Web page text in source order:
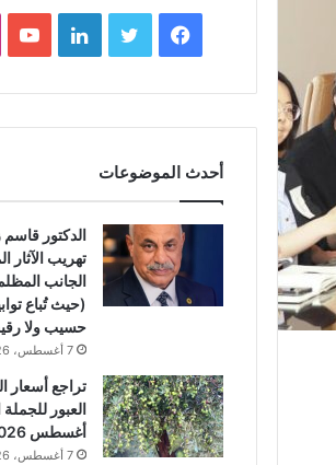
فيسبوكتويتر لينكدإن
أحدث الموضوعات
الدكتور
الجانب
(حيث تُباع
حسيب ولا
7 أغسطس، 2026
تراجع أسعار
أغسطس 2026
7 أغسطس، 2026